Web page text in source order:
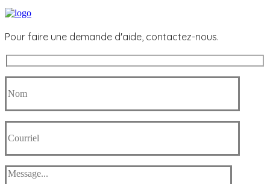
Pour faire une demande d'aide, contactez-nous.